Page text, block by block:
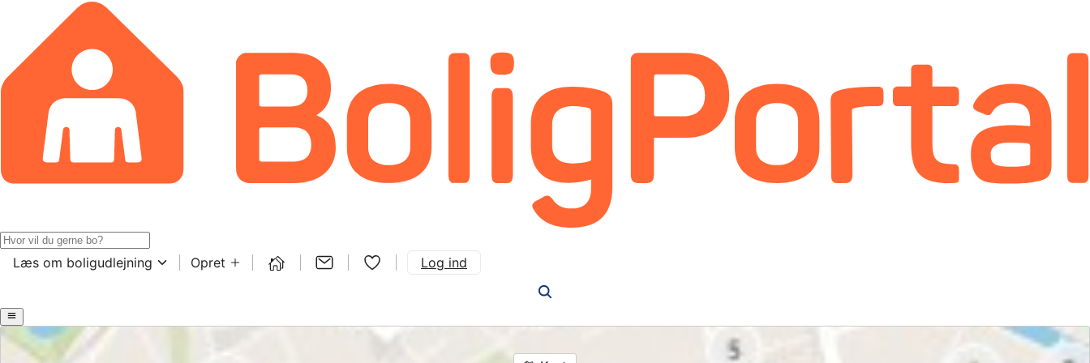
Læs om boligudlejning Opret Log ind